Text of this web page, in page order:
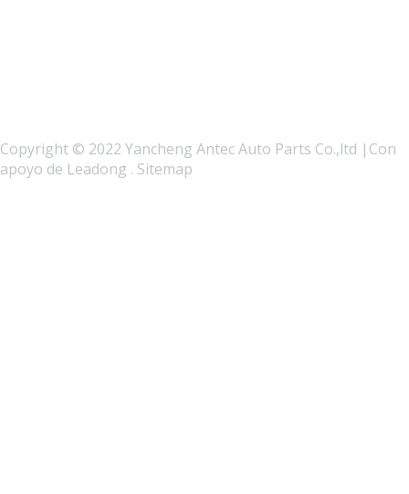
Copyright © 2022 Yancheng Antec Auto Parts Co.,ltd |Con
apoyo de Leadong . Sitemap